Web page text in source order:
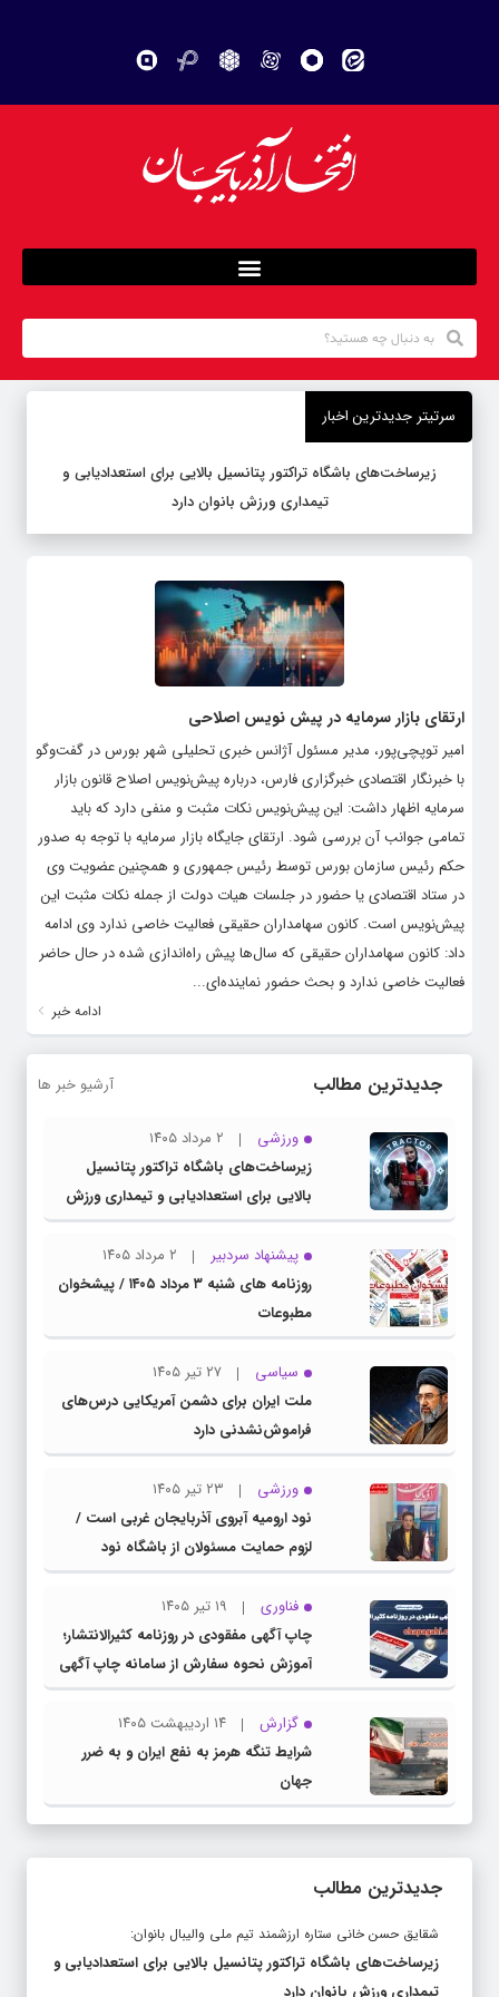
سرتیتر جدیدترین اخبار
زیرساخت‌های باشگاه تراکتور پتانسیل بالایی برای استعدادیابی و
تیمداری ورزش بانوان دارد
ارتقای بازار سرمایه در پیش نویس اصلاحی
امیر توپچی‌پور، مدیر مسئول آژانس خبری تحلیلی شهر بورس در گفت‌وگو
با خبرنگار اقتصادی خبرگزاری فارس، درباره پیش‌نویس اصلاح قانون بازار
سرمایه اظهار داشت: این پیش‌نویس نکات مثبت و منفی دارد که باید
تمامی جوانب آن بررسی شود. ارتقای جایگاه بازار سرمایه با توجه به صدور
حکم رئیس سازمان بورس توسط رئیس جمهوری و همچنین عضویت وی
در ستاد اقتصادی یا حضور در جلسات هیات دولت از جمله نکات مثبت این
پیش‌نویس است. کانون سهامداران حقیقی فعالیت خاصی ندارد وی ادامه
داد: کانون سهامداران حقیقی که سال‌ها پیش راه‌اندازی شده در حال حاضر
فعالیت خاصی ندارد و بحث حضور نماینده‌ای...
ادامه خبر
جدیدترین مطالب آرشیو خبر ها
ورزشی
۲ مرداد ۱۴۰۵
زیرساخت‌های باشگاه تراکتور پتانسیل
بالایی برای استعدادیابی و تیمداری ورزش
بانوان دارد
پیشنهاد سردبیر
۲ مرداد ۱۴۰۵
روزنامه های شنبه ۳ مرداد ۱۴۰۵ / پیشخوان
مطبوعات
سیاسی
۲۷ تیر ۱۴۰۵
ملت ایران برای دشمن آمریکایی درس‌های
فراموش‌نشدنی دارد
ورزشی
۲۳ تیر ۱۴۰۵
نود ارومیه آبروی آذربایجان غربی است /
لزوم حمایت مسئولان از باشگاه نود
فناوری
۱۹ تیر ۱۴۰۵
چاپ آگهی مفقودی در روزنامه کثیرالانتشار؛
آموزش نحوه سفارش از سامانه چاپ آگهی
دات کام
گزارش
۱۴ اردیبهشت ۱۴۰۵
شرایط تنگه هرمز به نفع ایران و به ضرر
جهان
جدیدترین مطالب
شقایق حسن خانی ستاره ارزشمند تیم ملی والیبال بانوان:
زیرساخت‌های باشگاه تراکتور پتانسیل بالایی برای استعدادیابی و
تیمداری ورزش بانوان دارد